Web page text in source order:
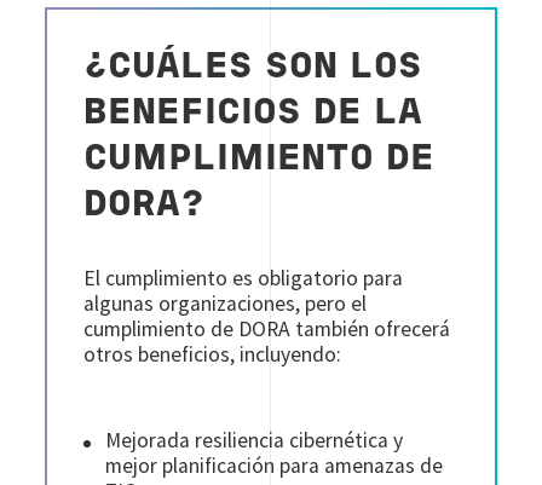
¿CUÁLES SON LOS
BENEFICIOS DE LA
CUMPLIMIENTO DE
DORA?
El cumplimiento es obligatorio para
algunas organizaciones, pero el
cumplimiento de DORA también ofrecerá
otros beneficios, incluyendo:
Mejorada resiliencia cibernética y
mejor planificación para amenazas de